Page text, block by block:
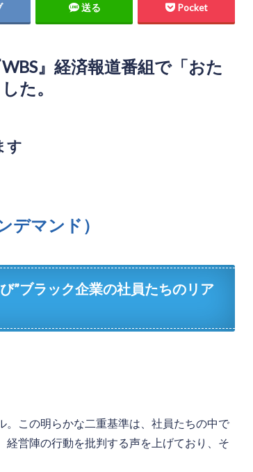
送る Pocket
』経済報道番組で「おた
た。
す
デマンド）
”ブラック企業の社員たちのリア
この明らかな二重基準は、社員たちの中で
営陣の行動を批判する声を上げており、そ